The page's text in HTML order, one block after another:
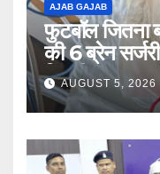
AJAB GAJAB
फुटबॉल जितना
की 6 ब्रेन
जिंदगी…
AUGUST 5, 2026